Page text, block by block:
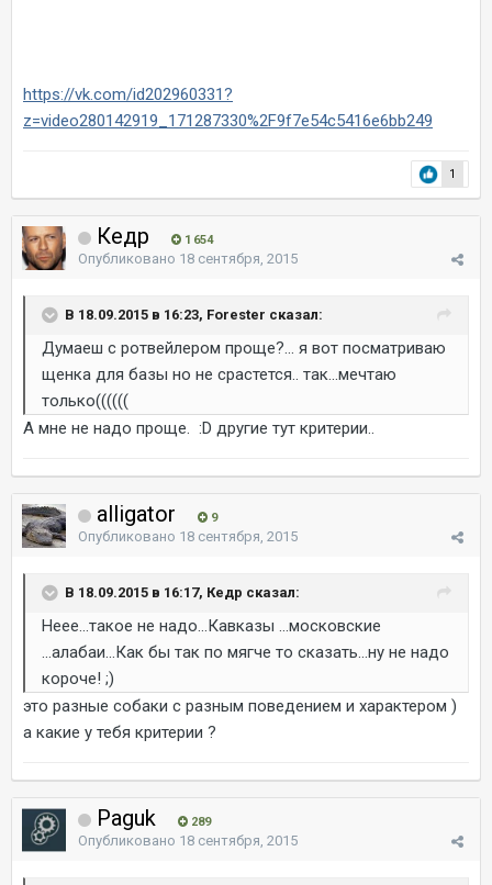
https://vk.com/id202960331?
z=video280142919_171287330%2F9f7e54c5416e6bb249
1
Кедр 1 654
Опубликовано 18 сентября, 2015
В 18.09.2015 в 16:23, Forester сказал:
Думаеш с ротвейлером проще?... я вот посматриваю
щенка для базы но не срастется.. так...мечтаю
только((((((
А мне не надо проще. :D другие тут критерии..
alligator 9
Опубликовано 18 сентября, 2015
В 18.09.2015 в 16:17, Кедр сказал:
Неее...такое не надо...Кавказы ...московские
...алабаи...Как бы так по мягче то сказать...ну не надо
короче! ;)
это разные собаки с разным поведением и характером )
а какие у тебя критерии ?
Paguk 289
Опубликовано 18 сентября, 2015